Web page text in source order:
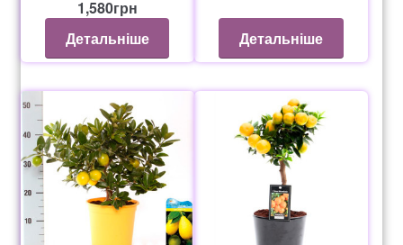
1,580грн
Детальніше
Детальніше